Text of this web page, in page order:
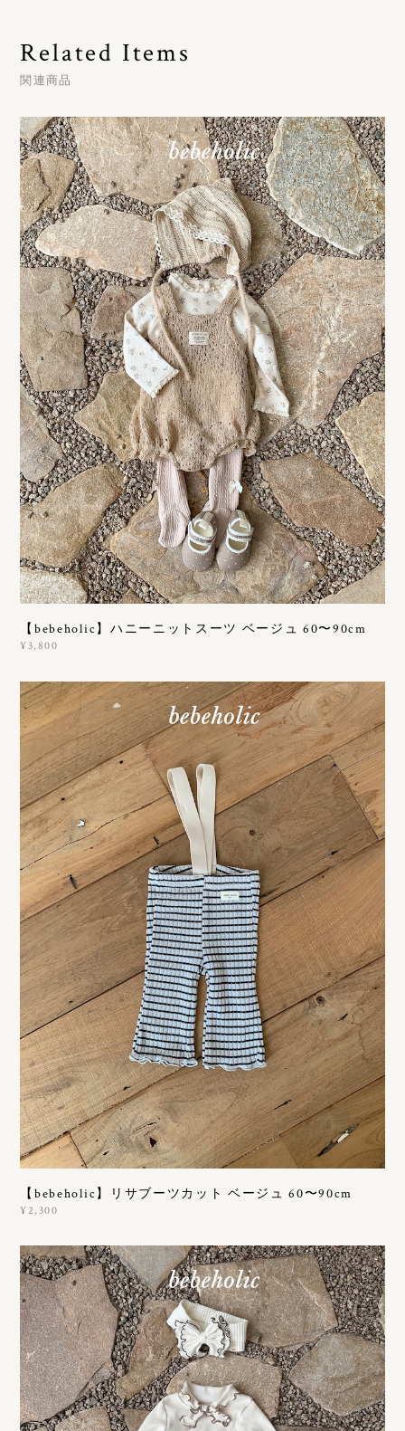
Related Items
関連商品
【bebeholic】ハニーニットスーツ ベージュ 60〜90cm
¥3,800
【bebeholic】リサブーツカット ベージュ 60〜90cm
¥2,300